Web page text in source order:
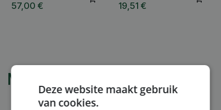
57,00 € 19,51 €
Multi Systeem toebehoren
Deze website maakt gebruik
van cookies.